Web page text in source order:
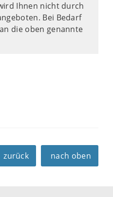
Ihnen nicht durch
Bei Bedarf
die oben genannte
zurück nach oben